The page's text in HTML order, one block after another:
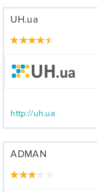
UH.ua
http://uh.ua
ADMAN